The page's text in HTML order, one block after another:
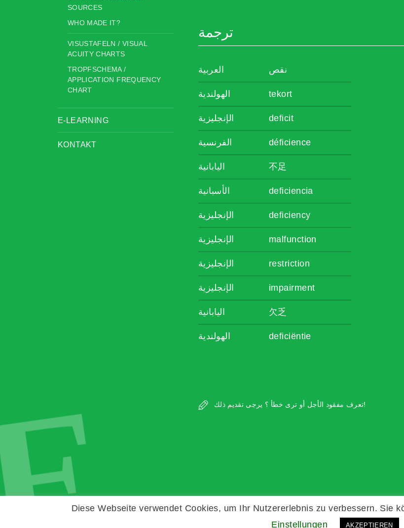
SOURCES
WHO MADE IT?
VISUSTAFELN / VISUAL
ACUITY CHARTS
TROPFSCHEMA /
APPLICATION FREQUENCY
CHART
E-LEARNING
KONTAKT
ترجمة
العربية نقص
الهولندية tekort
الإنجليزية deficit
الفرنسية déficience
اليابانية 不足
الأسبانية deficiencia
الإنجليزية deficiency
الإنجليزية malfunction
الإنجليزية restriction
الإنجليزية impairment
اليابانية 欠乏
الهولندية deficiëntie
تعرف مفقود الأجل أو ترى خطأ ؟ يرجى تقديم ذلك!
Diese Webseite verwendet Cookies, um Ihr Nutzererlebnis zu verbessern. Sie
Einstellungen
AKZEPTIEREN